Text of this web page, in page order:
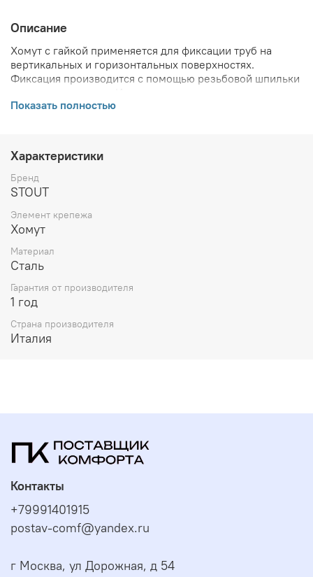
Описание
Хомут с гайкой применяется для фиксации труб на
вертикальных и горизонтальных поверхностях.
Фиксация производится с помощью резьбовой шпильки
для газовых линий, в холодном и горячем
характеристики, информация о комплекте поставки,
габаритах, внешнем виде и цвете, стране производства
и основываются на последних доступных сведениях от
право в любой момент без обязательного извещения
вносить изменения в дизайн и технические
свойств товара.
Показать полностью
Характеристики
Бренд
STOUT
Элемент крепежа
Хомут
Материал
Сталь
Гарантия от производителя
1 год
Страна производителя
Италия
Контакты
+79991401915
postav-comf@yandex.ru
г Москва, ул Дорожная, д 54